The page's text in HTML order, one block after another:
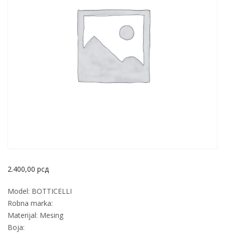
2.400,00 рсд
Model: BOTTICELLI
Robna marka:
Materijal: Mesing
Boja: